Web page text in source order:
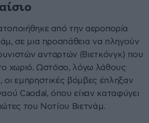
από την αεροπορία
σε μια προσπάθεια να πληγούν
ανταρτών (Βιετκόνγκ) που
χωριό. Ωστόσο, λόγω λάθους
οι εμπρηστικές βόμβες έπληξαν
Caodai, όπου είχαν καταφύγει
του Νοτίου Βιετνάμ.